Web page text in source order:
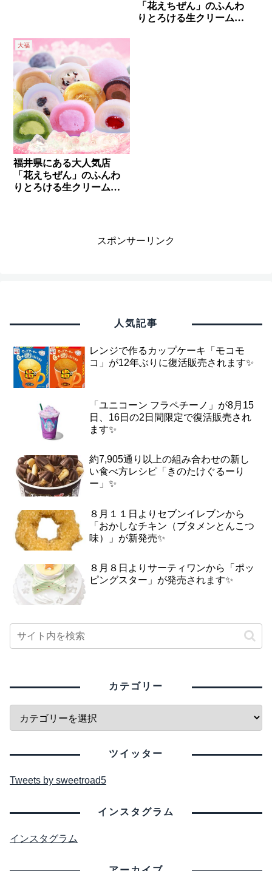
「花えちぜん」のふんわ
りとろける生クリーム大
大福
福井県にある大人気店
「花えちぜん」のふんわ
りとろける生クリーム大
スポンサーリンク
人気記事
レンジで作るカップケーキ「モコモ
コ」が12年ぶりに復活販売されます✨
「ユニコーン フラペチーノ」が8月15
日、16日の2日間限定で復活販売され
ます✨
約7,905通り以上の組み合わせの新し
い食べ方レシピ「きのたけぐるーり
ー」✨
８月１１日よりセブンイレブンから
「おかしなチキン（ブタメンとんこつ
味）」が新発売✨
８月８日よりサーティワンから「ポッ
ピングスター」が発売されます✨
カテゴリー
ツイッター
Tweets by sweetroad5
インスタグラム
インスタグラム